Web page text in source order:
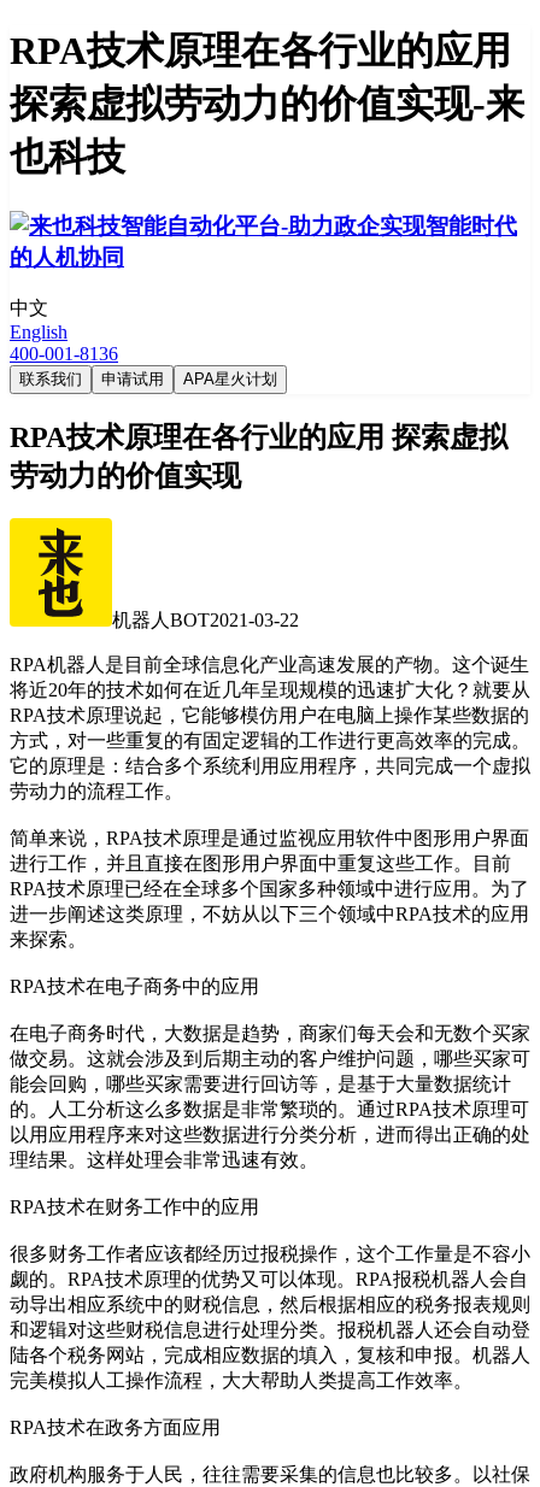
RPA技术原理在各行业的应用
探索虚拟劳动力的价值实现-来
也科技
中文
English
400-001-8136
联系我们 申请试用 APA星火计划
RPA技术原理在各行业的应用 探索虚拟
劳动力的价值实现
机器人BOT2021-03-22
RPA机器人是目前全球信息化产业高速发展的产物。这个诞生
将近20年的技术如何在近几年呈现规模的迅速扩大化？就要从
RPA技术原理说起，它能够模仿用户在电脑上操作某些数据的
方式，对一些重复的有固定逻辑的工作进行更高效率的完成。
它的原理是：结合多个系统利用应用程序，共同完成一个虚拟
劳动力的流程工作。
简单来说，RPA技术原理是通过监视应用软件中图形用户界面
进行工作，并且直接在图形用户界面中重复这些工作。目前
RPA技术原理已经在全球多个国家多种领域中进行应用。为了
进一步阐述这类原理，不妨从以下三个领域中RPA技术的应用
来探索。
RPA技术在电子商务中的应用
在电子商务时代，大数据是趋势，商家们每天会和无数个买家
做交易。这就会涉及到后期主动的客户维护问题，哪些买家可
能会回购，哪些买家需要进行回访等，是基于大量数据统计
的。人工分析这么多数据是非常繁琐的。通过RPA技术原理可
以用应用程序来对这些数据进行分类分析，进而得出正确的处
理结果。这样处理会非常迅速有效。
RPA技术在财务工作中的应用
很多财务工作者应该都经历过报税操作，这个工作量是不容小
觑的。RPA技术原理的优势又可以体现。RPA报税机器人会自
动导出相应系统中的财税信息，然后根据相应的税务报表规则
和逻辑对这些财税信息进行处理分类。报税机器人还会自动登
陆各个税务网站，完成相应数据的填入，复核和申报。机器人
完美模拟人工操作流程，大大帮助人类提高工作效率。
RPA技术在政务方面应用
政府机构服务于人民，往往需要采集的信息也比较多。以社保